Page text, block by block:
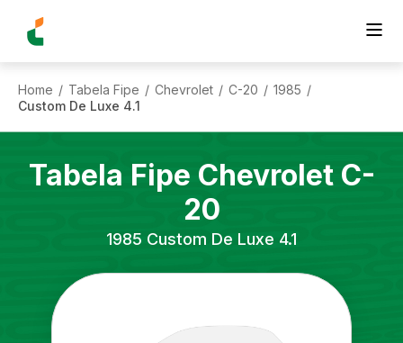
Home / Tabela Fipe / Chevrolet / C-20 / 1985 /
Custom De Luxe 4.1
Tabela Fipe Chevrolet C-
20
1985 Custom De Luxe 4.1